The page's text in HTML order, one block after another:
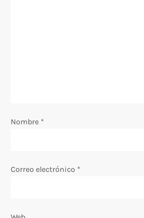
t
a
Nombre *
Correo electrónico *